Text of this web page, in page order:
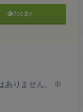
feedly
りません。
※